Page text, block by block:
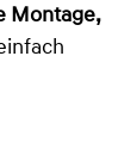
Montage,